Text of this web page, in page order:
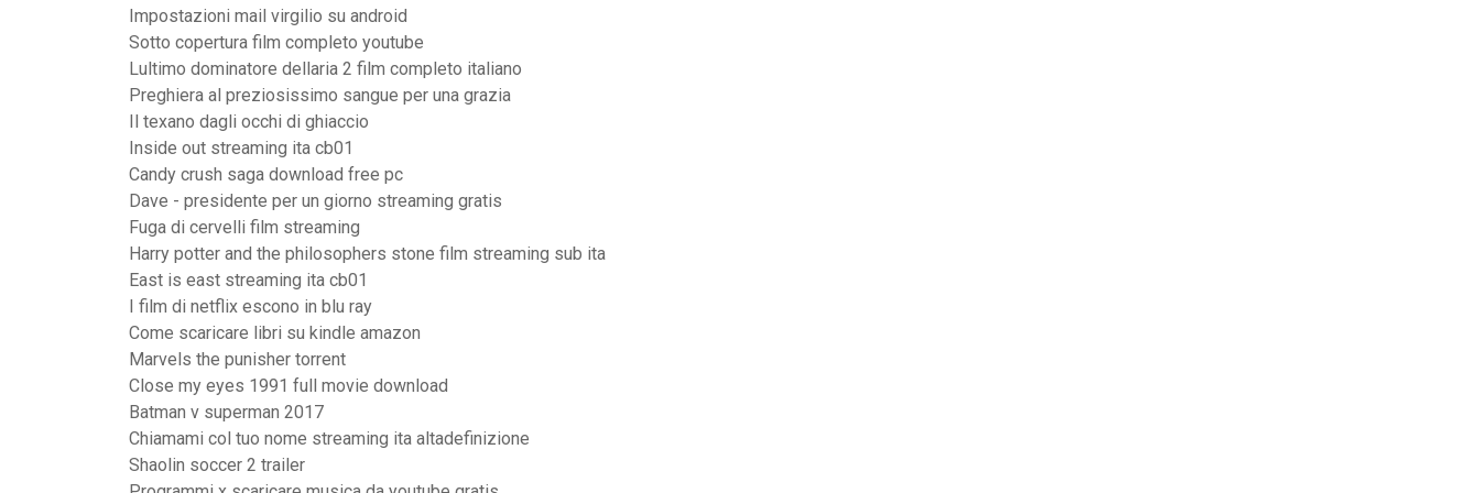
Impostazioni mail virgilio su android
Sotto copertura film completo youtube
Lultimo dominatore dellaria 2 film completo italiano
Preghiera al preziosissimo sangue per una grazia
Il texano dagli occhi di ghiaccio
Inside out streaming ita cb01
Candy crush saga download free pc
Dave - presidente per un giorno streaming gratis
Fuga di cervelli film streaming
Harry potter and the philosophers stone film streaming sub ita
East is east streaming ita cb01
I film di netflix escono in blu ray
Come scaricare libri su kindle amazon
Marvels the punisher torrent
Close my eyes 1991 full movie download
Batman v superman 2017
Chiamami col tuo nome streaming ita altadefinizione
Shaolin soccer 2 trailer